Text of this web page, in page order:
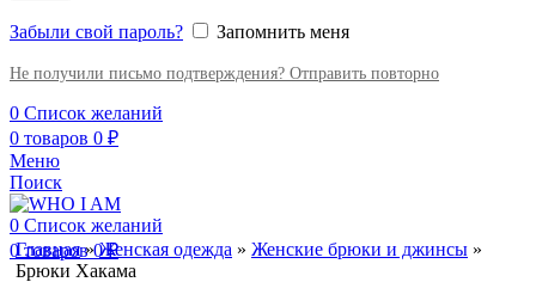
Забыли свой пароль? Запомнить меня
Не получили письмо подтверждения? Отправить повторно
0 Список желаний
0 товаров 0 ₽
Меню
Поиск
0 Список желаний
0товаров 0₽
Главная»Женская одежда » Женские брюки и джинсы »
Брюки Хакама